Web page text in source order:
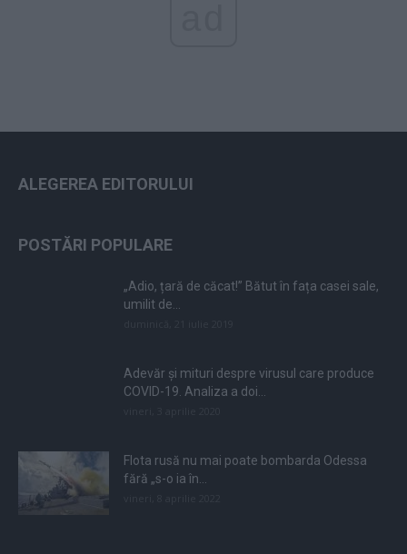
ALEGEREA EDITORULUI
POSTĂRI POPULARE
„Adio, țară de căcat!” Bătut în fața casei sale,
umilit de...
Adevăr și mituri despre virusul care produce
COVID-19. Analiza a doi...
Flota rusă nu mai poate bombarda Odessa
fără „s-o ia în...